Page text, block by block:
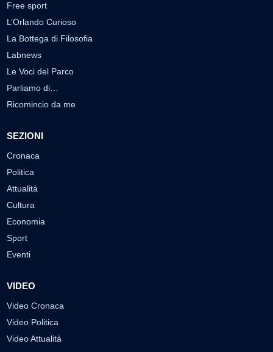
Free sport
L’Orlando Curioso
La Bottega di Filosofia
Labnews
Le Voci del Parco
Parliamo di…
Ricomincio da me
SEZIONI
Cronaca
Politica
Attualità
Cultura
Economia
Sport
Eventi
VIDEO
Video Cronaca
Video Politica
Video Attualità